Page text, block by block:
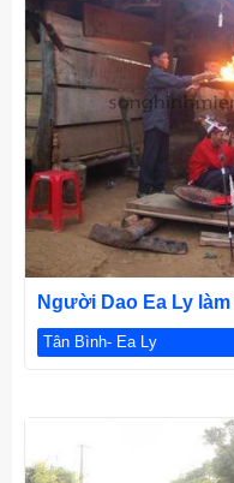
Người Dao Ea Ly
Tân Bình- Ea Ly